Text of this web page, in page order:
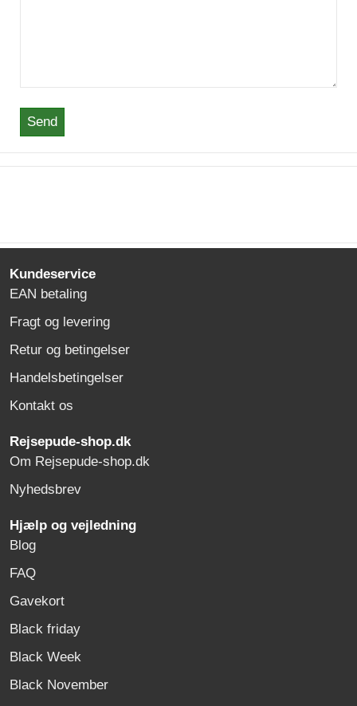
Send
Kundeservice
EAN betaling
Fragt og levering
Retur og betingelser
Handelsbetingelser
Kontakt os
Rejsepude-shop.dk
Om Rejsepude-shop.dk
Nyhedsbrev
Hjælp og vejledning
Blog
FAQ
Gavekort
Black friday
Black Week
Black November